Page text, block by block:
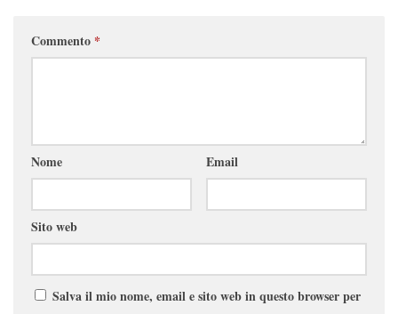
Commento *
Nome Email
Sito web
Salva il mio nome, email e sito web in questo browser per